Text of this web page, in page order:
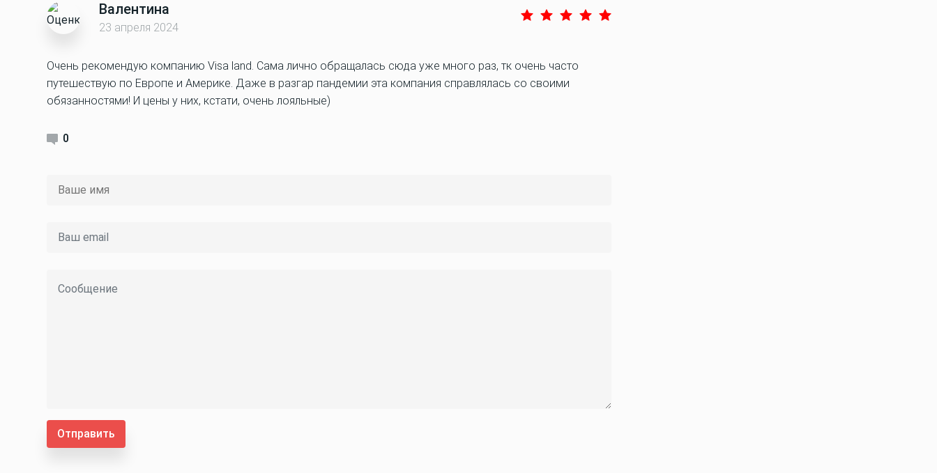
Валентина
23 апреля 2024
Очень рекомендую компанию Visa land. Сама лично обращалась сюда уже много раз, тк очень часто
путешествую по Европе и Америке. Даже в разгар пандемии эта компания справлялась со своими
обязанностями! И цены у них, кстати, очень лояльные)
0
Отправить